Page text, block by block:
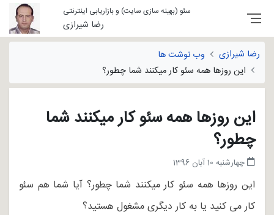
سئو (بهینه سازی سایت) و بازاریابی اینترنتی
رضا شیرازی
رضا شیرازی
وب نوشت ها
این روزها همه سئو کار میکنند شما چطور؟
این روزها همه سئو کار میکنند شما
چطور؟
چهارشنبه 10 آبان 1396
این روزها همه سئو کار میکنند شما چطور؟ آیا شما هم سئو
کار می کنید یا به کار دیگری مشغول هستید؟